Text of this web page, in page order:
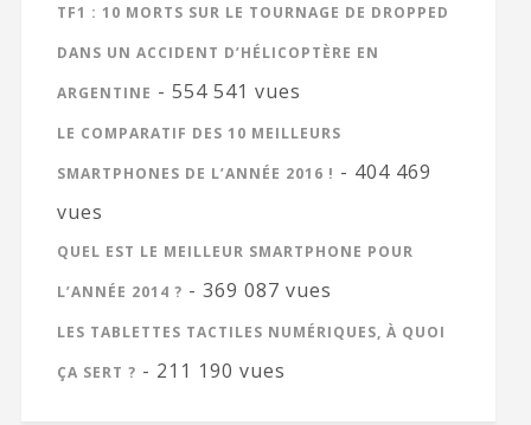
TF1 : 10 MORTS SUR LE TOURNAGE DE DROPPED
DANS UN ACCIDENT D’HÉLICOPTÈRE EN
ARGENTINE - 554 541 vues
LE COMPARATIF DES 10 MEILLEURS
SMARTPHONES DE L’ANNÉE 2016 ! - 404 469
vues
QUEL EST LE MEILLEUR SMARTPHONE POUR
L’ANNÉE 2014 ? - 369 087 vues
LES TABLETTES TACTILES NUMÉRIQUES, À QUOI
ÇA SERT ? - 211 190 vues